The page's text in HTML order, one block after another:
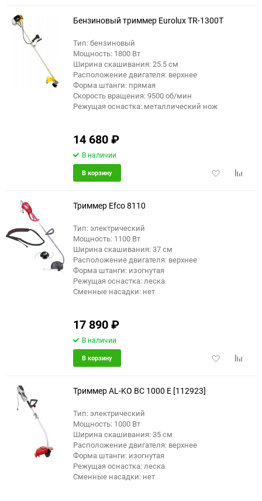
Бензиновый триммер Eurolux TR-1300T
Тип: бензиновый
Мощность: 1800 Вт
Ширина скашивания: 25.5 см
Расположение двигателя: верхнее
Форма штанги: прямая
Скорость вращения: 9500 об/мин
Режущая оснастка: металлический нож
14 680₽
В наличии
Добавить
В корзину
Триммер Efco 8110
Тип: электрический
Мощность: 1100 Вт
Ширина скашивания: 37 см
Расположение двигателя: верхнее
Форма штанги: изогнутая
Режущая оснастка: леска
Сменные насадки: нет
17 890₽
В наличии
Добавить
В корзину
Триммер AL-KO BC 1000 E [112923]
Тип: электрический
Мощность: 1000 Вт
Ширина скашивания: 35 см
Расположение двигателя: верхнее
Форма штанги: изогнутая
Режущая оснастка: леска
Сменные насадки: нет